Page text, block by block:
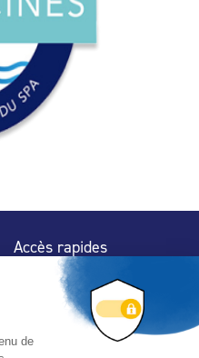
Accès rapides
Espace Presse
Trouver un
professionnel